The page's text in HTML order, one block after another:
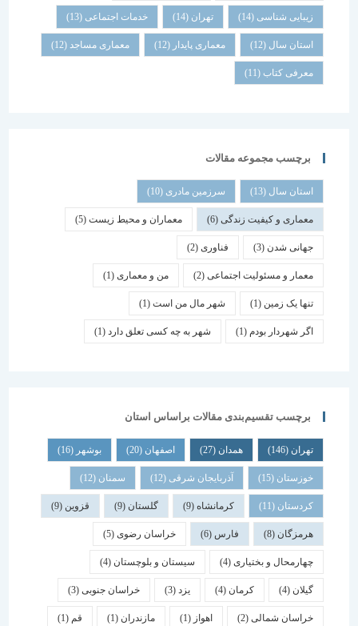
زیبایی شناسی (14) تهران خدمات اجتماعی (13)
استان سال(12) معماری پایدار (12) معماری مساجد(12)
معرفی کتاب(11)
برچسب مجموعه مقالات
استان سال(13) سرزمین مادری(10)
معماری و کیفیت زندگی(6) معماران و محیط زیست(5)
جهانی شدن(3) فناوری (2)
معمار و مسئولیت اجتماعی (2) من و معماری (1)
تنها یک زمین(1) شهر مال من است(1)
اگر شهردار بودم (1) شهر به چه کسی تعلق دارد(1)
برچسب تقسیم‌بندی مقالات براساس استان
همدان اصفهان (20) بوشهر
خوزستان(15) آذربایجان شرقی(12) سمنان (12)
کردستان(11) کرمانشاه(9) گلستان (9) قزوین
هرمزگان(8) فارس خراسان رضوی(5)
چهارمحال و بختیاری (4) سیستان و بلوچستان(4)
کرمان یزد خراسان جنوبی(3)
خراسان شمالی(2) اهواز مازندران(1) قم